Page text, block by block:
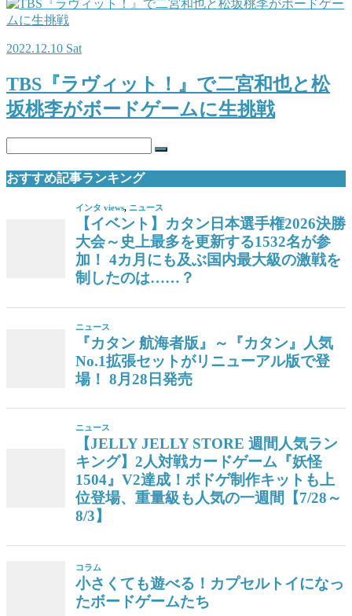
2022.12.10 Sat
TBS『ラヴィット！』で二宮和也と松
坂桃李がボードゲームに生挑戦
おすすめ記事ランキング